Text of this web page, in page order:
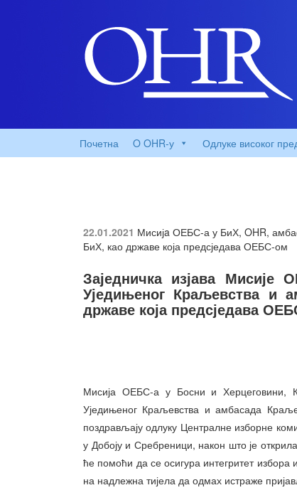
Почетна O OHR-у Одлуке високог
22.01.2021 Мисијa ОЕБС-а у БиХ, OHR,
БиХ, као државе која предсједава ОЕБС-ом
Заједничка изјава
Уједињеног Краљевства и
државе која предсједава
Мисија ОЕБС-а у Босни и Херцеговини,
Уједињеног Краљевства и амбасада
поздрављају одлуку Централне изборне
у Добоју и Сребреници, након што је
ће помоћи да се осигура интегритет избора
на надлежна тијела да одмах истраже